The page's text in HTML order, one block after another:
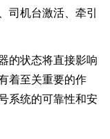
司机台激活、牵引
状态将直接影响
着至关重要的作
系统的可靠性和安